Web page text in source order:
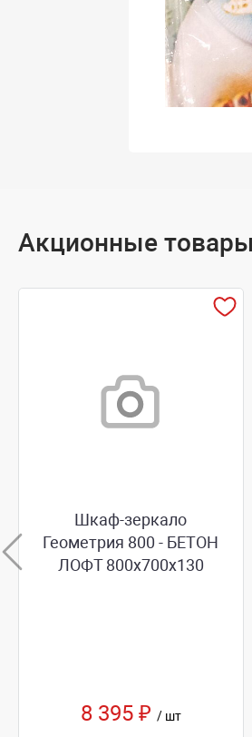
Акционные товары
Шкаф-зеркало
Геометрия 800 - БЕТОН
ЛОФТ 800х700х130
8 395 ₽ / шт